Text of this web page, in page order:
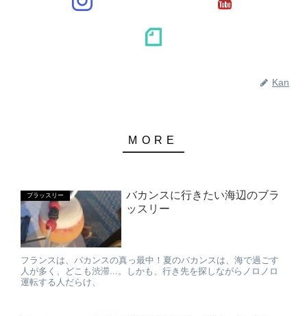
Kan
ブラッスリー
バカンスに行きたい海辺のブラ
ッスリー
フランスは、バカンスの真っ最中！夏のバカンスは、海で過ごす
人が多く、どこも渋滞...。しかも、行き先を探しながらノロノロ
運転する人だらけ、